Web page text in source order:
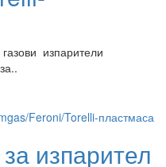
изпарители
изпарител